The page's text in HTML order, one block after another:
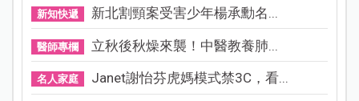
新知快遞 新北割頸案受害少年楊承勳名...
醫師專欄 立秋後秋燥來襲！中醫教養肺...
名人家庭 Janet謝怡芬虎媽模式禁3C，看...